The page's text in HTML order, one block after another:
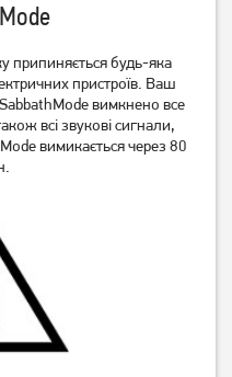
припиняється будь-яка
пристроїв. Ваш
вимкнено все
всі звукові сигнали,
вимикається через 80